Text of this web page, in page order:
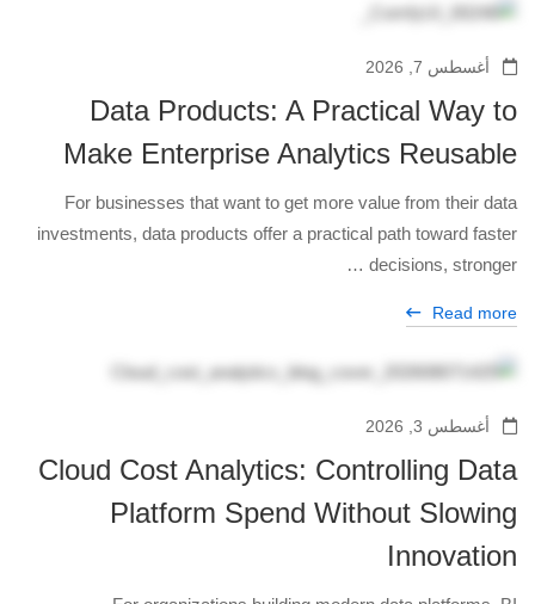
أغسطس 7, 2026
Data Products: A Practical Way to
Make Enterprise Analytics Reusable
For businesses that want to get more value from their data
investments, data products offer a practical path toward faster
decisions, stronger …
Read more
أغسطس 3, 2026
Cloud Cost Analytics: Controlling Data
Platform Spend Without Slowing
Innovation